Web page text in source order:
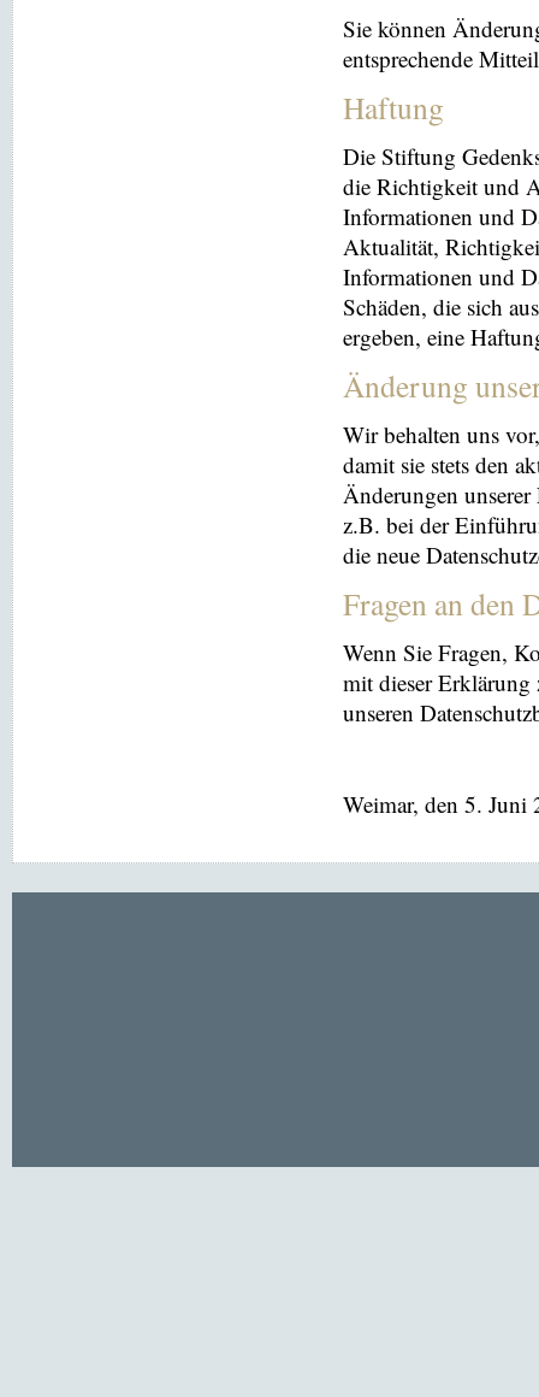
Sie können
entsprechende
Haftung
Die Stiftung
die Richtigkeit und
Informationen und
Aktualität,
Informationen und
Schäden, die sich
ergeben, eine
Änderung
Wir behalten uns
damit sie stets den
Änderungen
z.B. bei der
die neue
Fragen an den
Wenn Sie Fragen,
mit dieser Erklärung
unseren
Weimar, den 5. Juni